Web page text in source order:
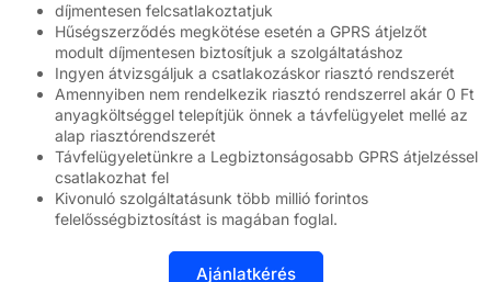
díjmentesen felcsatlakoztatjuk
Hűségszerződés megkötése esetén a GPRS átjelzőt
modult díjmentesen biztosítjuk a szolgáltatáshoz
Ingyen átvizsgáljuk a csatlakozáskor riasztó rendszerét
Amennyiben nem rendelkezik riasztó rendszerrel akár 0 Ft
anyagköltséggel telepítjük önnek a távfelügyelet mellé az
alap riasztórendszerét
Távfelügyeletünkre a Legbiztonságosabb GPRS átjelzéssel
csatlakozhat fel
Kivonuló szolgáltatásunk több millió forintos
felelősségbiztosítást is magában foglal.